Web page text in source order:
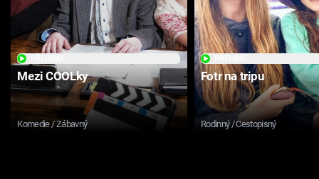
Mezi COOLky
Komedie / Zábavný
Fotr na tripu
Rodinný / Cestopisný